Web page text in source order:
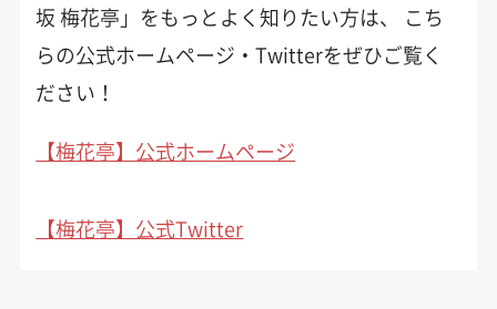
坂 梅花亭」をもっとよく知りたい方は、 こち
らの公式ホームページ・Twitterをぜひご覧く
ださい！
【梅花亭】公式ホームページ
【梅花亭】公式Twitter